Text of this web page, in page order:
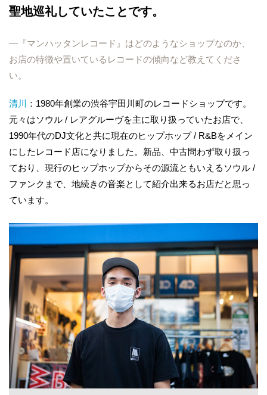
聖地巡礼していたことです。
―『マンハッタンレコード』はどのようなショップなのか、
お店の特徴や置いているレコードの傾向など教えてくださ
い。
清川
：1980年創業の渋谷宇田川町のレコードショップです。
元々はソウル / レアグルーヴを主に取り扱っていたお店で、
1990年代のDJ文化と共に現在のヒップホップ / R&Bをメイン
にしたレコード店になりました。新品、中古問わず取り扱っ
ており、現行のヒップホップからその源流ともいえるソウル /
ファンクまで、地続きの音楽として紹介出来るお店だと思っ
ています。